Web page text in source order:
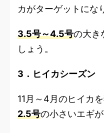
カがターゲットにな
3.5号～4.5号の大き
しょう。
3．ヒイカシーズン
11月～4月のヒイカ
2.5号の小さいエギが